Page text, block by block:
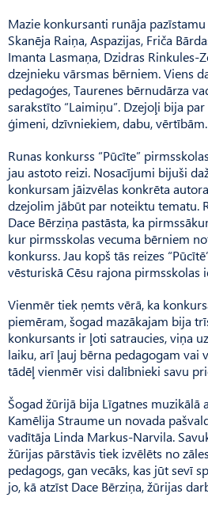
Mazie konkursanti runāja
Skanēja Raiņa, Aspazijas, Friča
Imanta Lasmaņa, Dzidras Rinkules-
dzejnieku vārsmas bērniem. Viens
pedagoģes, Taurenes bērnudārza
sarakstīto “Laimiņu”. Dzejoļi bija
ģimeni, dzīvniekiem, dabu, vērtībām.
Runas konkurss “Pūcīte”
jau astoto reizi. Nosacījumi bijuši
konkursam jāizvēlas konkrēta
dzejolim jābūt par noteiktu tematu.
Dace Bērziņa pastāsta, ka
kur pirmsskolas vecuma bērniem
konkurss. Jau kopš tās reizes
vēsturiskā Cēsu rajona pirms­skolas
Vienmēr tiek ņemts vērā, ka
piemēram, šogad mazākajam bija
konkursants ir ļoti satraucies, viņa
laiku, arī ļauj bērna pedagogam vai
tādēļ vienmēr visi dalībnieki savu
Šogad žūrijā bija Līgatnes muzikālā
Kamēlija Straume un novada
vadītāja Linda Markus-Narvila.
žūrijas pārstāvis tiek izvēlēts no
pedagogs, gan vecāks, kas jūt sevī
jo, kā atzīst Dace Bērziņa, žūrijas